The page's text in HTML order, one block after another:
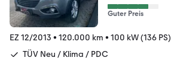
Guter Preis
EZ 12/2013 • 120.000 km • 100 kW (136 PS)
TÜV Neu / Klima / PDC